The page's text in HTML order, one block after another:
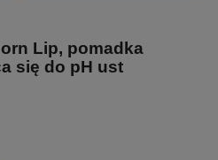
Lip, pomadka
się do pH ust